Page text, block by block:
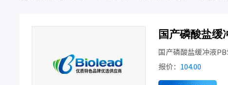
国产磷酸盐缓
国产磷酸盐缓冲液
报价： 104.00